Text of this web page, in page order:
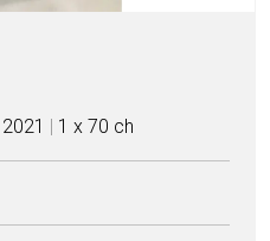
2021 | 1 x 70 ch